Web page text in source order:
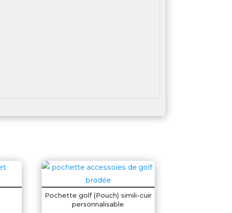
Pochette golf (Pouch) simili-cuir
personnalisable